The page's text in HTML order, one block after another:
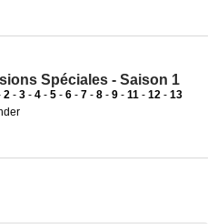
Spéciales - Saison 1
2 - 3 - 4 - 5 - 6 - 7 - 8 - 9 - 11 - 12 - 13